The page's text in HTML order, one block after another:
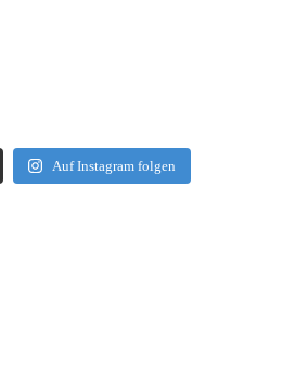
Auf Instagram folgen